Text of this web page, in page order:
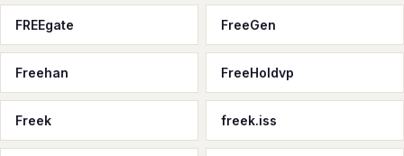
FREEgate FreeGen
Freehan FreeHoldvp
Freek freek.iss